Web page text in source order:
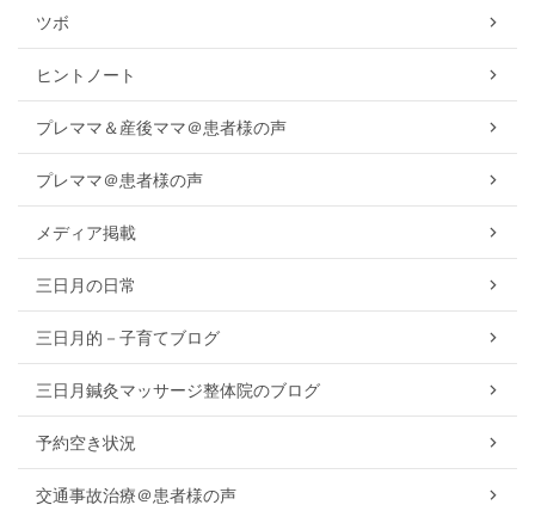
ツボ
ヒントノート
プレママ＆産後ママ＠患者様の声
プレママ＠患者様の声
メディア掲載
三日月の日常
三日月的－子育てブログ
三日月鍼灸マッサージ整体院のブログ
予約空き状況
交通事故治療＠患者様の声